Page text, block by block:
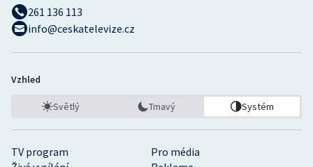
TV program
Pro média
261 136 113
info@ceskatelevize.cz
Vzhled
Světlý Tmavý Systém